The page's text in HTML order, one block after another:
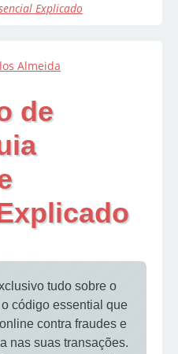
Explicado
Almeida
de
tudo sobre o
código essential que
contra fraudes e
nas suas transações.